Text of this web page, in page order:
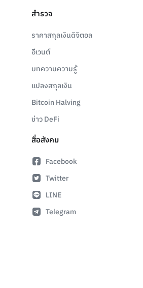
สำรวจ
ราคาสกุลเงินดิจิตอล
อีเวนต์
บทความความรู้
แปลงสกุลเงิน
Bitcoin Halving
ข่าว DeFi
สื่อสังคม
Facebook
Twitter
LINE
Telegram